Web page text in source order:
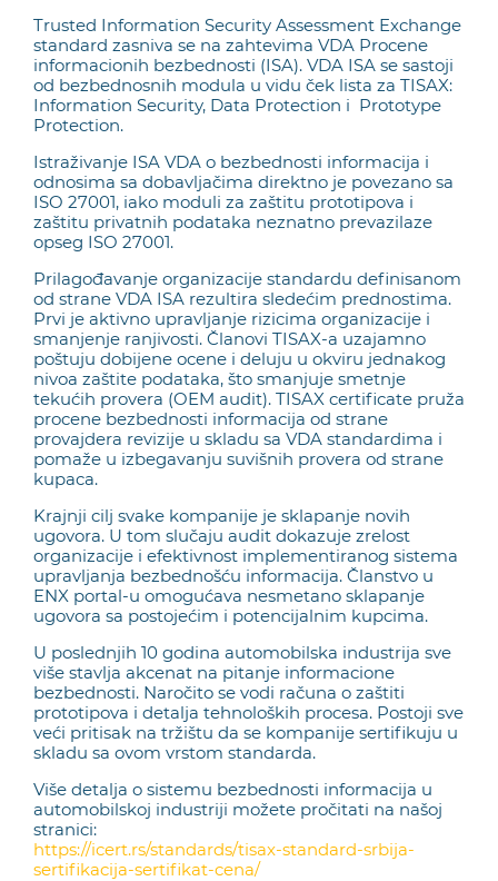
Trusted Information Security Assessment Exchange
standard zasniva se na zahtevima VDA Procene
informacionih bezbednosti (ISA). VDA ISA se sastoji
od bezbednosnih modula u vidu ček lista za TISAX:
Information Security, Data Protection i Prototype
Protection.
Istraživanje ISA VDA o bezbednosti informacija i
odnosima sa dobavljačima direktno je povezano sa
ISO 27001, iako moduli za zaštitu prototipova i
zaštitu privatnih podataka neznatno prevazilaze
opseg ISO 27001.
Prilagođavanje organizacije standardu definisanom
od strane VDA ISA rezultira sledećim prednostima.
Prvi je aktivno upravljanje rizicima organizacije i
smanjenje ranjivosti. Članovi TISAX-a uzajamno
poštuju dobijene ocene i deluju u okviru jednakog
nivoa zaštite podataka, što smanjuje smetnje
tekućih provera (OEM audit). TISAX certificate pruža
procene bezbednosti informacija od strane
provajdera revizije u skladu sa VDA standardima i
pomaže u izbegavanju suvišnih provera od strane
kupaca.
Krajnji cilj svake kompanije je sklapanje novih
ugovora. U tom slučaju audit dokazuje zrelost
organizacije i efektivnost implementiranog sistema
upravljanja bezbednošću informacija. Članstvo u
ENX portal-u omogućava nesmetano sklapanje
ugovora sa postojećim i potencijalnim kupcima.
U poslednjih 10 godina automobilska industrija sve
više stavlja akcenat na pitanje informacione
bezbednosti. Naročito se vodi računa o zaštiti
prototipova i detalja tehnoloških procesa. Postoji sve
veći pritisak na tržištu da se kompanije sertifikuju u
skladu sa ovom vrstom standarda.
Više detalja o sistemu bezbednosti informacija u
automobilskoj industriji možete pročitati na našoj
stranici:
https://icert.rs/standards/tisax-standard-srbija-
sertifikacija-sertifikat-cena/